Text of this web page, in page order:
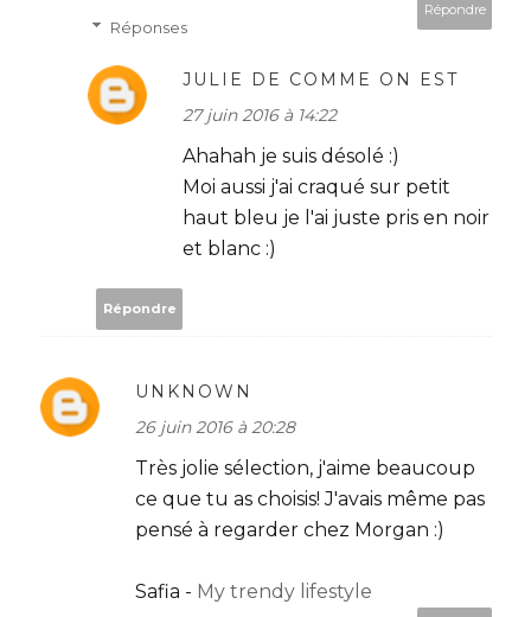
Répondre
Réponses
JULIE DE COMME ON EST
27 juin 2016 à 14:22
Ahahah je suis désolé :)
Moi aussi j'ai craqué sur petit
haut bleu je l'ai juste pris en noir
et blanc :)
Répondre
UNKNOWN
26 juin 2016 à 20:28
Très jolie sélection, j'aime beaucoup
ce que tu as choisis! J'avais même pas
pensé à regarder chez Morgan :)
Safia - My trendy lifestyle